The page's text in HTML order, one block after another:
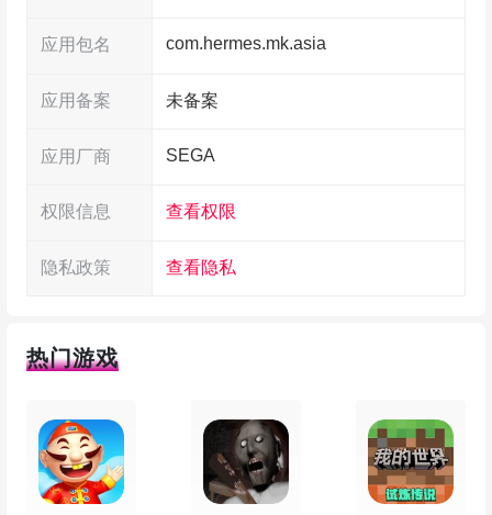
能，但这并不影响大家喜欢她们的热情。玩家还能
和朋友组队一起完成任务，拿奖励、刷活动，重温
紧来玩玩看！
世界计划缤纷舞台台服特色
应用包名 com.hermes.mk.asia
应用备案 未备案
应用厂商 SEGA
权限信息 查看权限
隐私政策 查看隐私
热门游戏